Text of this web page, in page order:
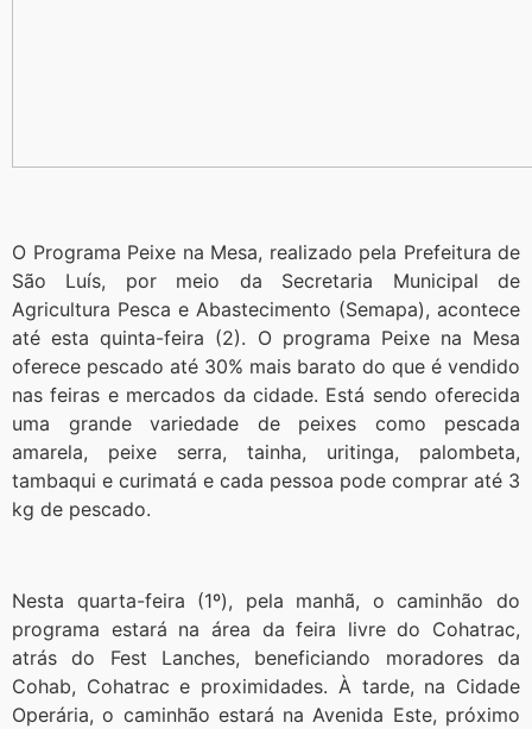
O Programa Peixe na Mesa, realizado pela Prefeitura de
São Luís, por meio da Secretaria Municipal de
Agricultura Pesca e Abastecimento (Semapa), acontece
até esta quinta-feira (2). O programa Peixe na Mesa
oferece pescado até 30% mais barato do que é vendido
nas feiras e mercados da cidade. Está sendo oferecida
uma grande variedade de peixes como pescada
amarela, peixe serra, tainha, uritinga, palombeta,
tambaqui e curimatá e cada pessoa pode comprar até 3
kg de pescado.
Nesta quarta-feira (1º), pela manhã, o caminhão do
programa estará na área da feira livre do Cohatrac,
atrás do Fest Lanches, beneficiando moradores da
Cohab, Cohatrac e proximidades. À tarde, na Cidade
Operária, o caminhão estará na Avenida Este, próximo